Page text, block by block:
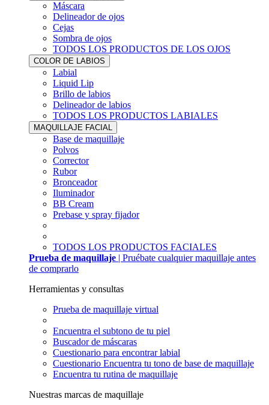
Máscara
Delineador de ojos
Cejas
Sombra de ojos
TODOS LOS PRODUCTOS DE LOS OJOS
COLOR DE LABIOS
Labial
Liquid Lip
Brillo de labios
Delineador de labios
TODOS LOS PRODUCTOS LABIALES
MAQUILLAJE FACIAL
Base de maquillaje
Polvos
Corrector
Rubor
Bronceador
Iluminador
BB Cream
Prebase y spray fijador
TODOS LOS PRODUCTOS FACIALES
Prueba de maquillaje | Pruébate cualquier maquillaje antes
de comprarlo
Herramientas y consultas
Prueba de maquillaje virtual
Encuentra el subtono de tu piel
Buscador de máscaras
Cuestionario para encontrar labial
Cuestionario Encuentra tu tono de base de maquillaje
Encuentra tu rutina de maquillaje
Nuestras marcas de maquillaje